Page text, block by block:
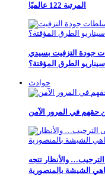
المرتبة 122 عالميًا
السلطات جودة التزفيت بسيدي
الطرق المؤقتة؟
حوادث
حقهم في المرور الآمن
الترحيب… والأنظار تتجه
الشيشة بالمنصورية